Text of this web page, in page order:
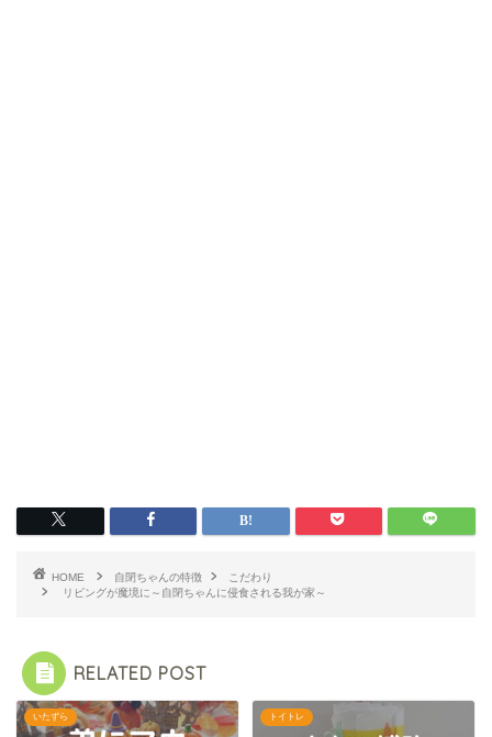
HOME 自閉ちゃんの特徴
こだわり
リビングが魔境に～自閉ちゃんに侵食される我が家～
RELATED POST
いたずら トイトレ